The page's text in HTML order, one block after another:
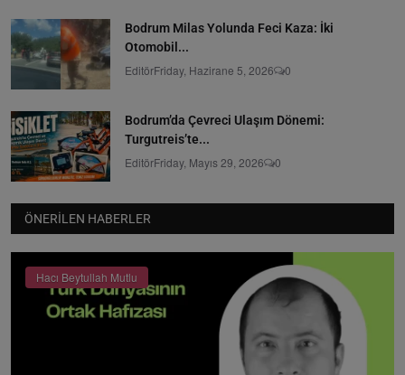
Bodrum Milas Yolunda Feci Kaza: İki
Otomobil...
EditörFriday, Hazirane 5, 2026 0
Bodrum’da Çevreci Ulaşım Dönemi:
Turgutreis’te...
EditörFriday, Mayıs 29, 2026 0
ÖNERILEN HABERLER
Hacı Beytullah Mutlu